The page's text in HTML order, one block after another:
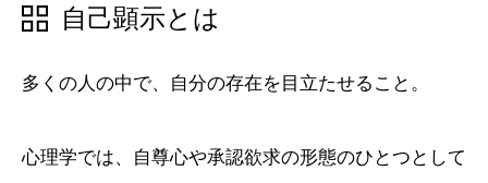
漢字検索
自己顕示とは
多くの人の中で、自分の存在を目立たせること。
心理学では、自尊心や承認欲求の形態のひとつとして
漢字検索